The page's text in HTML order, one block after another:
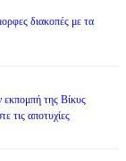
διακοπές με τα
της Βίκυς
τις αποτυχίες